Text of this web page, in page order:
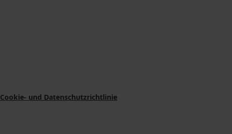
Cookie- und Datenschutzrichtlinie